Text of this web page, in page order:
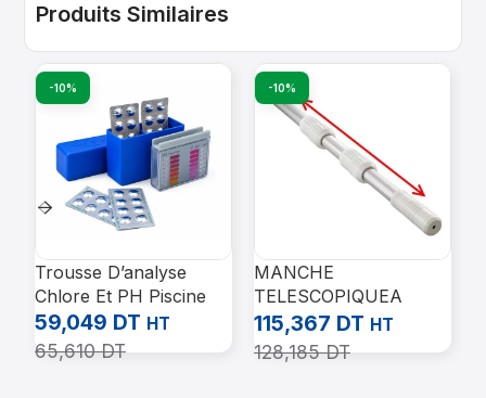
Produits Similaires
-10%
Trousse D’analyse
Chlore Et PH Piscine
59,049 DT HT
65,610DT
-10%
MANCHE
TELESCOPIQUEA
RGENT LISSE KOKIDO
115,367 DT HT
128,185DT